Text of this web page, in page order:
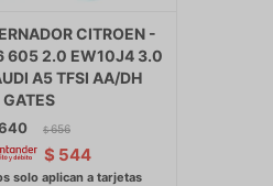
CITROEN -
605 2.0 EW10J4 3.0
A5 TFSI AA/DH
GATES
$ 656
$ 544